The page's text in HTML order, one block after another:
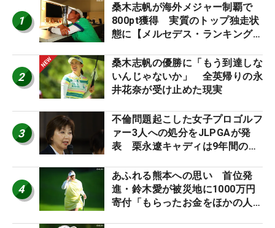
1
桑木志帆が海外メジャー制覇で
800pt獲得 実質のトップ独走状
態に【メルセデス・ランキング番
2
桑木志帆の優勝に「もう到達しな
いんじゃないか」 全英帰りの永
井花奈が受け止めた現実
3
不倫問題起こした女子プロゴルフ
ァー3人への処分をJLPGAが発
表 栗永遼キャディは9年間の立
4
あふれる熊本への思い 首位発
進・鈴木愛が被災地に1000万円
寄付「もらったお金をほかの人